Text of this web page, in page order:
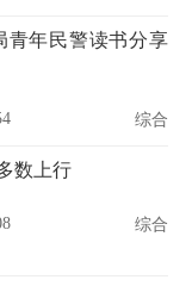
青年民警读书分享
综合
数上行
综合